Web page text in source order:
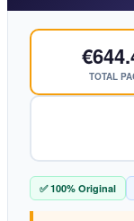
TOTAL
✅ 100% Original